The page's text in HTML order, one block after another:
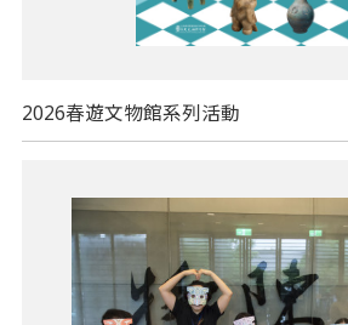
2026春遊文物館系列活動